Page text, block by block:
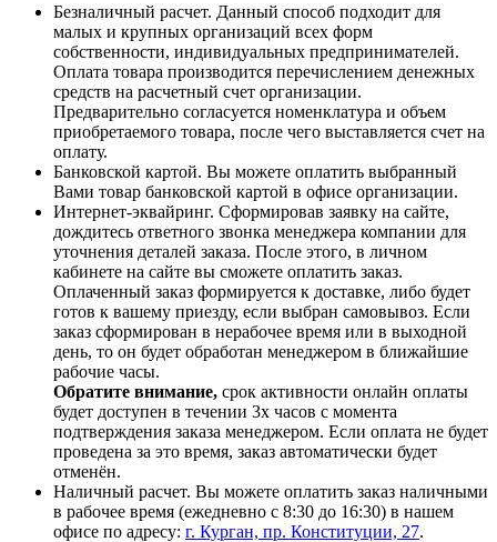
Безналичный расчет. Данный способ подходит для
малых и крупных организаций всех форм
собственности, индивидуальных предпринимателей.
Оплата товара производится перечислением денежных
средств на расчетный счет организации.
Предварительно согласуется номенклатура и объем
приобретаемого товара, после чего выставляется счет на
оплату.
Банковской картой. Вы можете оплатить выбранный
Вами товар банковской картой в офисе организации.
Интернет-эквайринг. Сформировав заявку на сайте,
дождитесь ответного звонка менеджера компании для
уточнения деталей заказа. После этого, в личном
кабинете на сайте вы сможете оплатить заказ.
Оплаченный заказ формируется к доставке, либо будет
готов к вашему приезду, если выбран самовывоз. Если
заказ сформирован в нерабочее время или в выходной
день, то он будет обработан менеджером в ближайшие
рабочие часы.
Обратите внимание, срок активности онлайн оплаты
будет доступен в течении 3х часов с момента
подтверждения заказа менеджером. Если оплата не будет
проведена за это время, заказ автоматически будет
отменён.
Наличный расчет. Вы можете оплатить заказ наличными
в рабочее время (ежедневно с 8:30 до 16:30) в нашем
офисе по адресу: г. Курган, пр. Конституции, 27.